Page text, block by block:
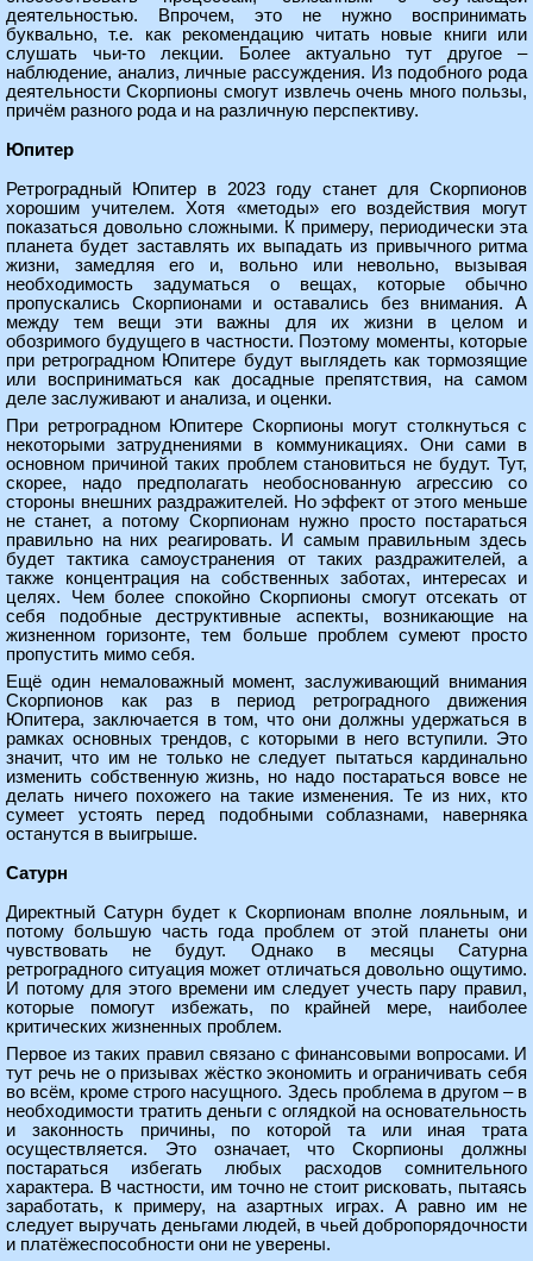
деятельностью. Впрочем, это не нужно воспринимать
буквально, т.е. как рекомендацию читать новые книги или
слушать чьи-то лекции. Более актуально тут другое –
наблюдение, анализ, личные рассуждения. Из подобного рода
деятельности Скорпионы смогут извлечь очень много пользы,
причём разного рода и на различную перспективу.
Юпитер
Ретроградный Юпитер в 2023 году станет для Скорпионов
хорошим учителем. Хотя «методы» его воздействия могут
показаться довольно сложными. К примеру, периодически эта
планета будет заставлять их выпадать из привычного ритма
жизни, замедляя его и, вольно или невольно, вызывая
необходимость задуматься о вещах, которые обычно
пропускались Скорпионами и оставались без внимания. А
между тем вещи эти важны для их жизни в целом и
обозримого будущего в частности. Поэтому моменты, которые
при ретроградном Юпитере будут выглядеть как тормозящие
или восприниматься как досадные препятствия, на самом
деле заслуживают и анализа, и оценки.
При ретроградном Юпитере Скорпионы могут столкнуться с
некоторыми затруднениями в коммуникациях. Они сами в
основном причиной таких проблем становиться не будут. Тут,
скорее, надо предполагать необоснованную агрессию со
стороны внешних раздражителей. Но эффект от этого меньше
не станет, а потому Скорпионам нужно просто постараться
правильно на них реагировать. И самым правильным здесь
будет тактика самоустранения от таких раздражителей, а
также концентрация на собственных заботах, интересах и
целях. Чем более спокойно Скорпионы смогут отсекать от
себя подобные деструктивные аспекты, возникающие на
жизненном горизонте, тем больше проблем сумеют просто
пропустить мимо себя.
Ещё один немаловажный момент, заслуживающий внимания
Скорпионов как раз в период ретроградного движения
Юпитера, заключается в том, что они должны удержаться в
рамках основных трендов, с которыми в него вступили. Это
значит, что им не только не следует пытаться кардинально
изменить собственную жизнь, но надо постараться вовсе не
делать ничего похожего на такие изменения. Те из них, кто
сумеет устоять перед подобными соблазнами, наверняка
останутся в выигрыше.
Сатурн
Директный Сатурн будет к Скорпионам вполне лояльным, и
потому большую часть года проблем от этой планеты они
чувствовать не будут. Однако в месяцы Сатурна
ретроградного ситуация может отличаться довольно ощутимо.
И потому для этого времени им следует учесть пару правил,
которые помогут избежать, по крайней мере, наиболее
критических жизненных проблем.
Первое из таких правил связано с финансовыми вопросами. И
тут речь не о призывах жёстко экономить и ограничивать себя
во всём, кроме строго насущного. Здесь проблема в другом – в
необходимости тратить деньги с оглядкой на основательность
и законность причины, по которой та или иная трата
осуществляется. Это означает, что Скорпионы должны
постараться избегать любых расходов сомнительного
характера. В частности, им точно не стоит рисковать, пытаясь
заработать, к примеру, на азартных играх. А равно им не
следует выручать деньгами людей, в чьей добропорядочности
и платёжеспособности они не уверены.